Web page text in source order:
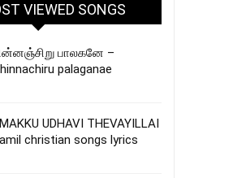
VIEWED SONGS
பாலகனே –
palaganae
UDHAVI THEVAYILLAI
christian songs lyrics